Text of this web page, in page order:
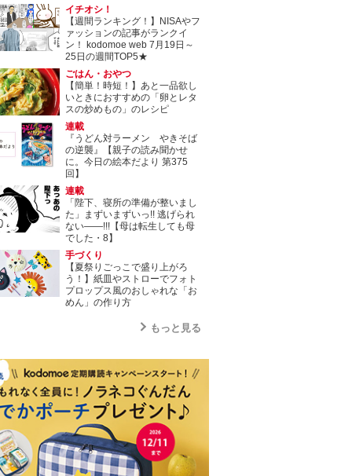
イチオシ！
【週間ランキング！】NISAやフ
ァッションの記事がランクイ
ン！ kodomoe web 7月19日～
25日の週間TOP5★
ごはん・おやつ
【簡単！時短！】あと一品欲し
いときにおすすめの「卵とレタ
スの炒めもの」のレシピ
連載
『うどん対ラーメン やきそば
の逆襲』【親子の読み聞かせ
に。今日の絵本だより 第375
回】
連載
「陛下、寝所の準備が整いまし
た」まずいまずいっ!! 逃げられ
ない――!!!【母は転生しても母
でした・8】
手づくり
【夏祭りごっこで盛り上がろ
う！】紙皿やストローでフォト
プロップス風のおしゃれな「お
めん」の作り方
もっと見る